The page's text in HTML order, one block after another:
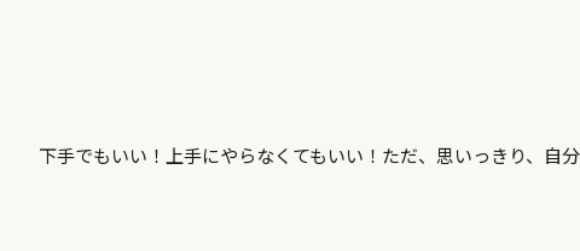
下手でもいい！上手にやらなくてもいい！ただ、思いっきり、自